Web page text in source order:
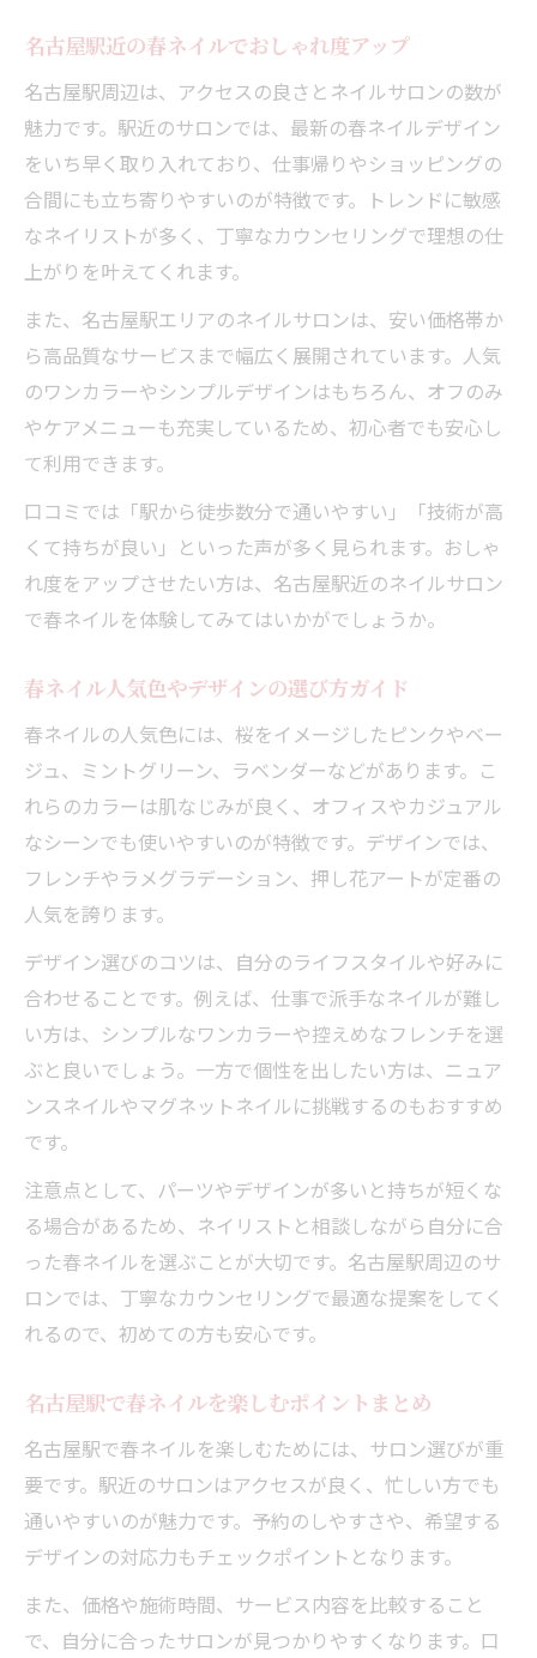
名古屋駅近の春ネイルでおしゃれ度アップ
名古屋駅周辺は、アクセスの良さとネイルサロンの数が
魅力です。駅近のサロンでは、最新の春ネイルデザイン
をいち早く取り入れており、仕事帰りやショッピングの
合間にも立ち寄りやすいのが特徴です。トレンドに敏感
なネイリストが多く、丁寧なカウンセリングで理想の仕
上がりを叶えてくれます。
また、名古屋駅エリアのネイルサロンは、安い価格帯か
ら高品質なサービスまで幅広く展開されています。人気
のワンカラーやシンプルデザインはもちろん、オフのみ
やケアメニューも充実しているため、初心者でも安心し
て利用できます。
口コミでは「駅から徒歩数分で通いやすい」「技術が高
くて持ちが良い」といった声が多く見られます。おしゃ
れ度をアップさせたい方は、名古屋駅近のネイルサロン
で春ネイルを体験してみてはいかがでしょうか。
春ネイル人気色やデザインの選び方ガイド
春ネイルの人気色には、桜をイメージしたピンクやベー
ジュ、ミントグリーン、ラベンダーなどがあります。こ
れらのカラーは肌なじみが良く、オフィスやカジュアル
なシーンでも使いやすいのが特徴です。デザインでは、
フレンチやラメグラデーション、押し花アートが定番の
人気を誇ります。
デザイン選びのコツは、自分のライフスタイルや好みに
合わせることです。例えば、仕事で派手なネイルが難し
い方は、シンプルなワンカラーや控えめなフレンチを選
ぶと良いでしょう。一方で個性を出したい方は、ニュア
ンスネイルやマグネットネイルに挑戦するのもおすすめ
です。
注意点として、パーツやデザインが多いと持ちが短くな
る場合があるため、ネイリストと相談しながら自分に合
った春ネイルを選ぶことが大切です。名古屋駅周辺のサ
ロンでは、丁寧なカウンセリングで最適な提案をしてく
れるので、初めての方も安心です。
名古屋駅で春ネイルを楽しむポイントまとめ
名古屋駅で春ネイルを楽しむためには、サロン選びが重
要です。駅近のサロンはアクセスが良く、忙しい方でも
通いやすいのが魅力です。予約のしやすさや、希望する
デザインの対応力もチェックポイントとなります。
また、価格や施術時間、サービス内容を比較すること
で、自分に合ったサロンが見つかりやすくなります。口